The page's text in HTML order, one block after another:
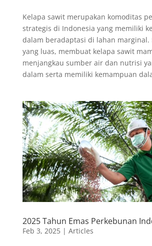
Kelapa sawit merupakan komoditas
strategis di Indonesia yang memiliki
dalam beradaptasi di lahan marginal.
yang luas, membuat kelapa sawit
menjangkau sumber air dan nutrisi
dalam serta memiliki kemampuan
2025 Tahun Emas Perkebunan
Feb 3, 2025| Articles